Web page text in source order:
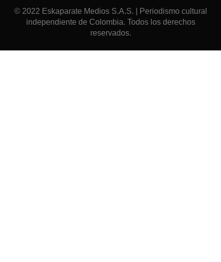
© 2022 Eskaparate Medios S.A.S. | Periodismo cultural
independiente de Colombia. Todos los derechos
reservados.